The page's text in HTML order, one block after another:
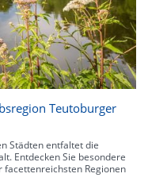
Teutoburger
Städten entfaltet die
Entdecken Sie besondere
Regionen